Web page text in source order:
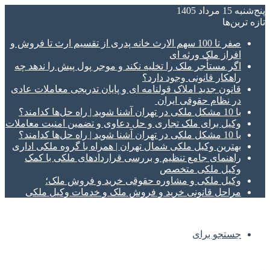
پنج‌شنبه 15 مرداد 1405
تازه‌ ترین‌ها
صفر تا 100 سهم الارث خانه پدری از تقسیم ارث تا فروش و
افراز ملک ورثه ای
اگر مستأجر ملک را تخلیه نکند و موجر پول پیش را ندهد چه
راهکار قانونی وجود دارد؟
قانون جدید املاک قولنامه ای و پایان تدریجی معاملات عادی
در نظام حقوقی ایران
با 10 مشکل ملکی در تهران آشنا شوید | راه حل‌ها کدامند؟
وکیل برای ملک تجاری و حل دعاوی و تضمین امنیت معاملات
با 10 مشکل ملکی در تهران آشنا شوید | راه حل‌ها کدامند؟
بهترین وکیل ملکی شمال تهران | همراه با گروه ملکی اداری
راهنمای جامع تنظیم و بررسی قراردادهای ملکی با کمک
وکیل ملکی متخصص
وکیل ملکی و مشاوره حقوقی خرید و فروش ملک؛
مراحل قانونی خرید و فروش ملک و خدمات وکیل ملکی
جستجو برای